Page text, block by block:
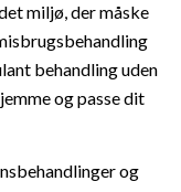
miljø, der måske
behandling uden
og passe dit
og